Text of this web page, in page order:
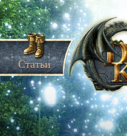
Статьи